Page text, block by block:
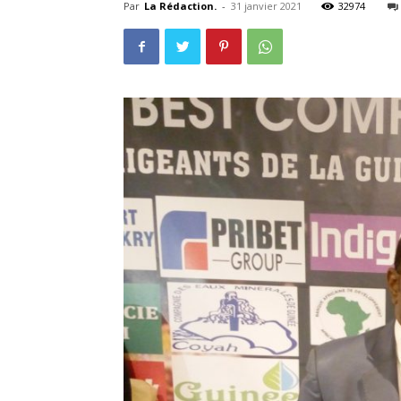
Par La Rédaction. - 31 janvier 2021 32974